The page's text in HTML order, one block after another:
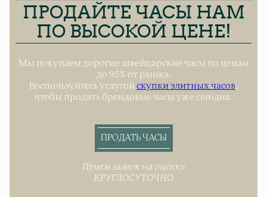
ПРОДАЙТЕ ЧАСЫ НАМ
ПО ВЫСОКОЙ ЦЕНЕ!
Мы покупаем дорогие швейцарские часы по ценам
до 95% от рынка.
Воспользуйтесь услугой скупки элитных часов,
чтобы продать брендовые часы уже сегодня.
ПРОДАТЬ ЧАСЫ
Прием заявок на оценку
КРУГЛОСУТОЧНО